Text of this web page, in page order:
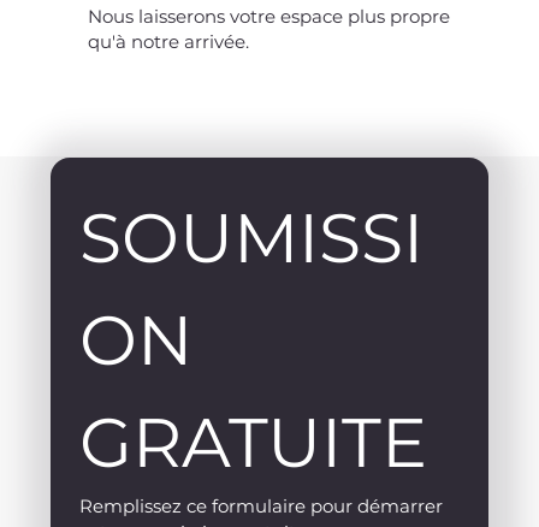
Nous laisserons votre espace plus propre
qu'à notre arrivée.​
SOUMISSI
ON
GRATUITE
Remplissez ce formulaire pour démarrer